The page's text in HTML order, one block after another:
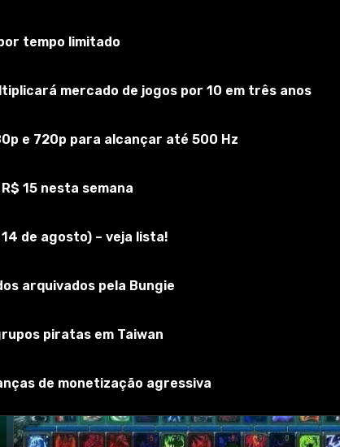
painéis para totens de xamã e outro painel para
várias diversões. O uso de armadilhas também não
usadas para gravação de ação rápida, tornando
tempo limitado
mercado de jogos por 10 em três anos
e 720p para alcançar até 500 Hz
15 nesta semana
de agosto) – veja lista!
arquivados pela Bungie
piratas em Taiwan
de monetização agressiva